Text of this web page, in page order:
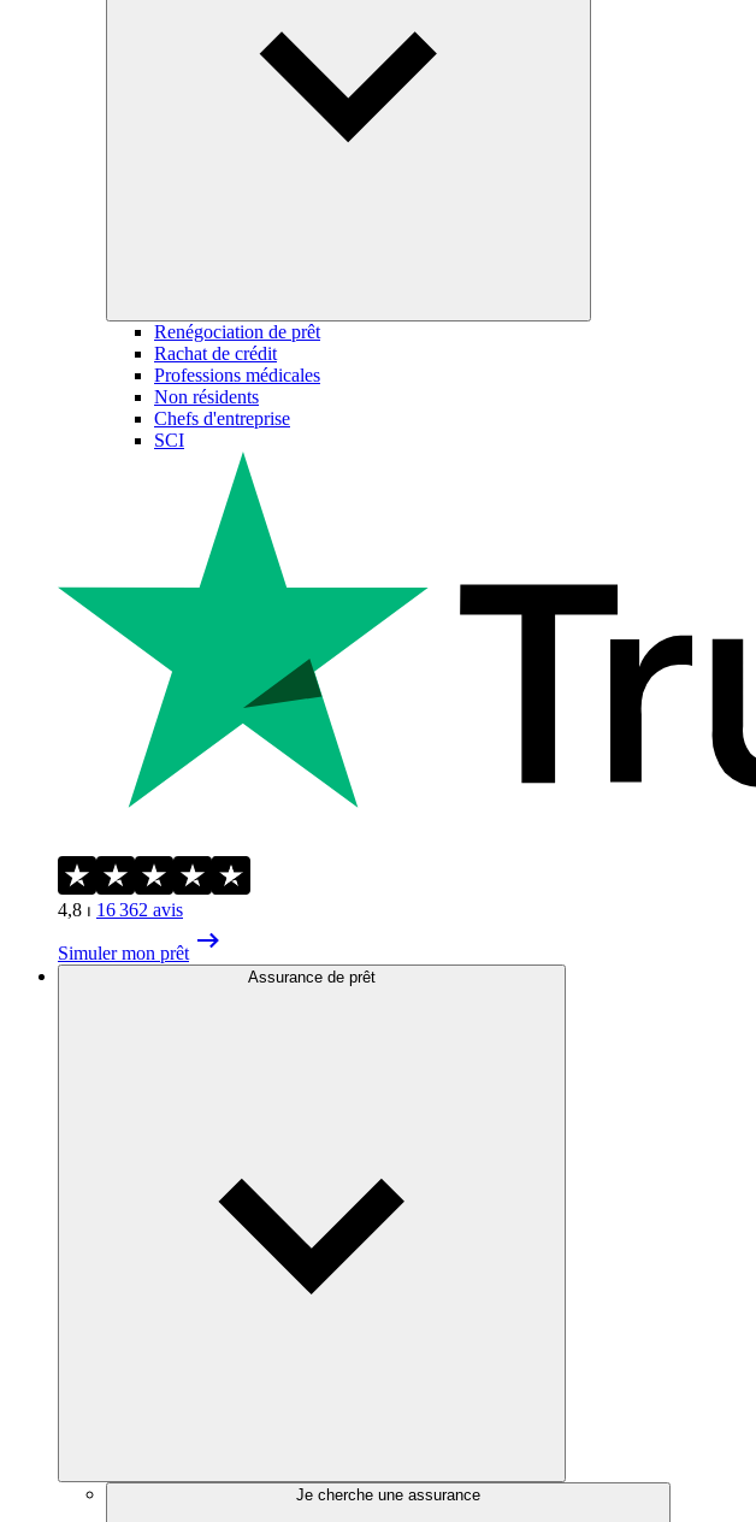
Renégociation de prêt
Rachat de crédit
Professions médicales
Non résidents
Chefs d'entreprise
SCI
4,8 ⏐ 16 362 avis
Simuler mon prêt
Assurance de prêt
Je cherche une assurance